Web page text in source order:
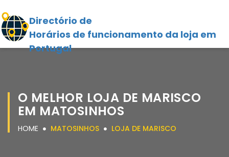
Directório de
Horários de funcionamento da loja em
Portugal
O MELHOR LOJA DE MARISCO
EM MATOSINHOS
HOME MATOSINHOS LOJA DE MARISCO